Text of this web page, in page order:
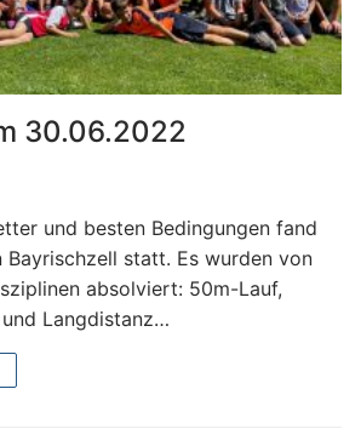
30.06.2022
und besten Bedingungen fand
statt. Es wurden von
absolviert: 50m-Lauf,
Langdistanz…